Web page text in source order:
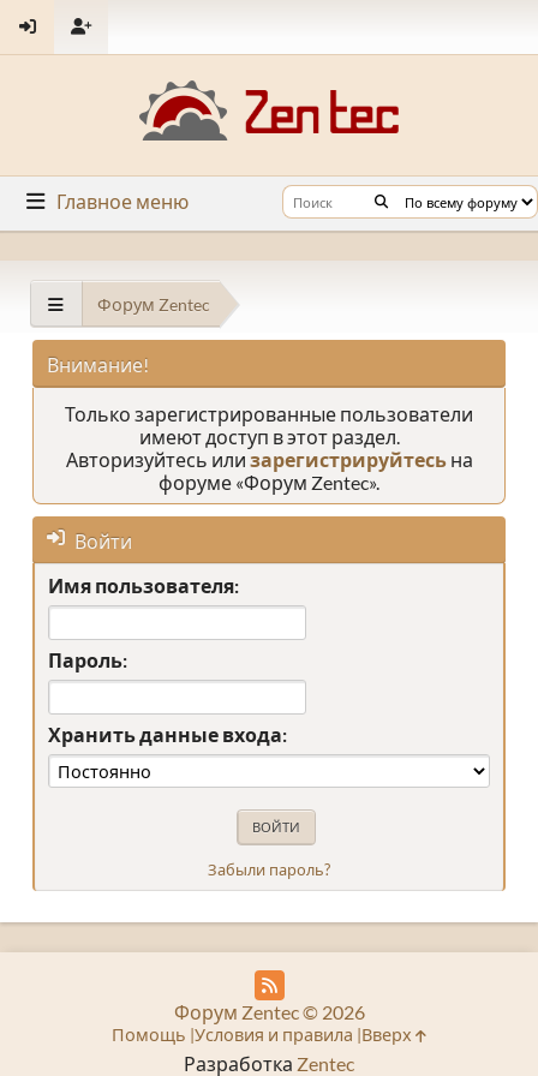
Главное меню
Форум Zentec
Внимание!
Только зарегистрированные пользователи
имеют доступ в этот раздел.
Авторизуйтесь или зарегистрируйтесьна
форуме «Форум Zentec».
Войти
Имя пользователя:
Пароль:
Хранить данные входа:
Забыли пароль?
Разработка Zentec
Форум Zentec © 2026
Помощь Условия и правила Вверх